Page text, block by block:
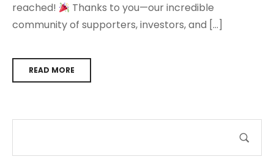
reached!
Thanks to you—our incredible
community of supporters, investors, and […]
READ MORE